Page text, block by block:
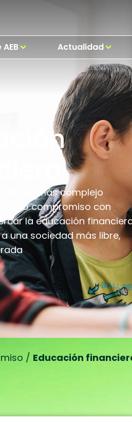
Actualidad
vez más complejo
compromiso con
la educación
una sociedad más libre,
/ Educación